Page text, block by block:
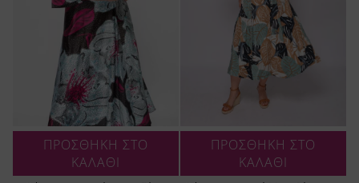
ΠΡΟΣΘΗΚΗ ΣΤΟ
ΚΑΛΑΘΙ
ΠΡΟΣΘΗΚΗ ΣΤΟ
ΚΑΛΑΘΙ